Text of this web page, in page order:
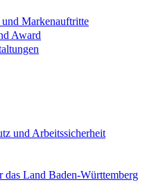
Markenauftritte
Award
und Arbeitssicherheit
das Land Baden-Württemberg